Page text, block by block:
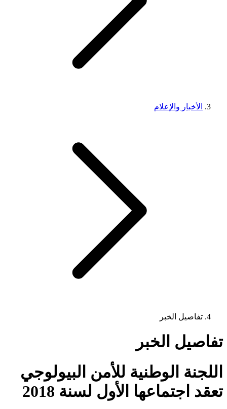
الأخبار والإعلام
تفاصيل الخبر
تفاصيل الخبر
اللجنة الوطنية للأمن البيولوجي
تعقد اجتماعها الأول لسنة 2018